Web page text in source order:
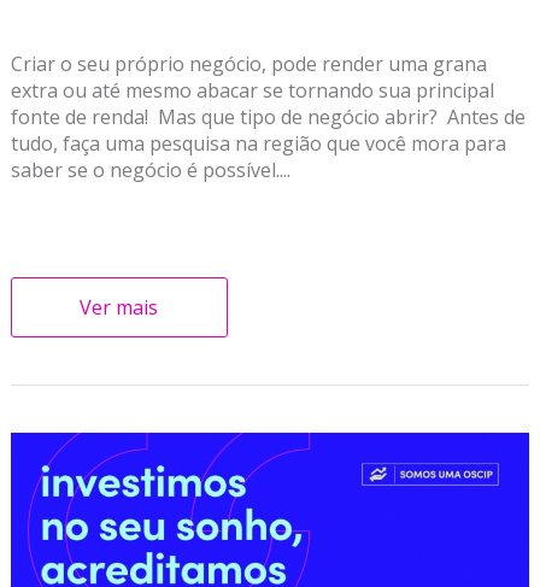
Criar o seu próprio negócio, pode render uma grana
extra ou até mesmo abacar se tornando sua principal
fonte de renda! Mas que tipo de negócio abrir? Antes de
tudo, faça uma pesquisa na região que você mora para
saber se o negócio é possível....
Ver mais